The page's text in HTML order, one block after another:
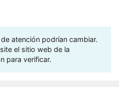
atención podrían cambiar.
el sitio web de la
para verificar.